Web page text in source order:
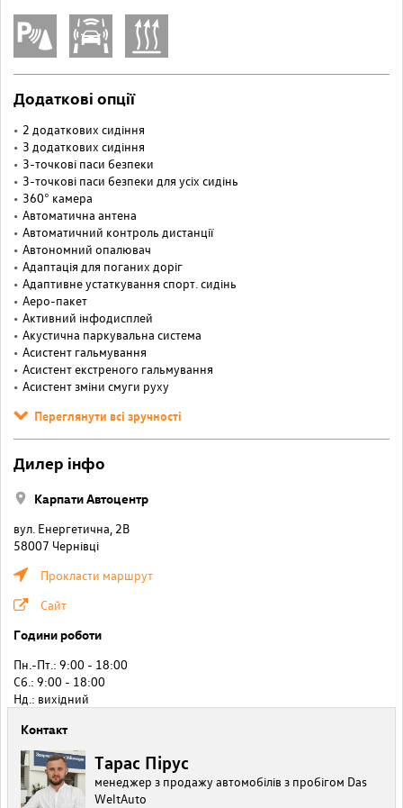
Додаткові опції
2 додаткових сидіння
3 додаткових сидіння
3-точкові паси безпеки
3-точкові паси безпеки для усіх сидінь
360° камера
Автоматична антена
Автоматичний контроль дистанції
Автономний опалювач
Адаптація для поганих доріг
Адаптивне устаткування спорт. сидінь
Аеро-пакет
Активний інфодисплей
Акустична паркувальна система
Асистент гальмування
Асистент екстреного гальмування
Асистент зміни смуги руху
Переглянути всі зручності
Дилер інфо
Карпати Автоцентр
вул. Енергетична, 2В
58007 Чернівці
Прокласти маршрут
Сайт
Години роботи
Пн.-Пт.: 9:00 - 18:00
Cб.: 9:00 - 18:00
Нд.: вихідний
Контакт
Тарас Пірус
менеджер з продажу автомобілів з пробігом Das
WeltAuto